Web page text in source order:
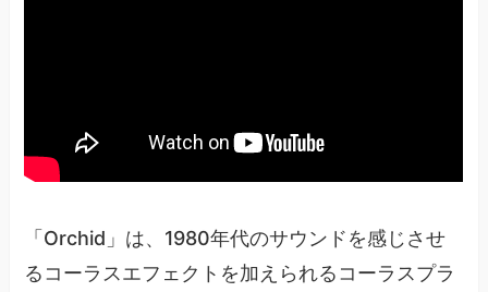
「Orchid」は、1980年代のサウンドを感じさせ
るコーラスエフェクトを加えられるコーラスプラ